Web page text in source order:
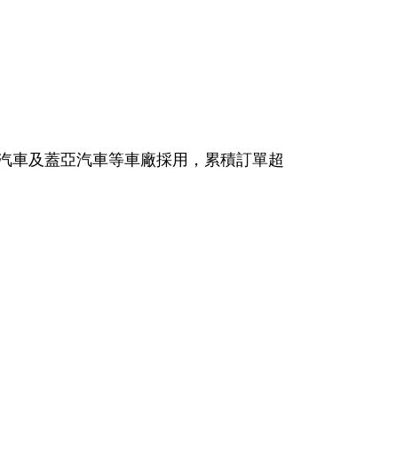
車及蓋亞汽車等車廠採用，累積訂單超